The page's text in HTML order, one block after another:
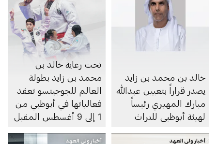
خالد بن محمد بن زايد
يصدر قراراً بتعيين عبدالله
مبارك المهيري رئيساً
لهيئة أبوظبي للتراث
تحت رعاية خالد بن
محمد بن زايد بطولة
العالم للجوجيتسو تعقد
فعالياتها في أبوظبي من
1 إلى 9 أغسطس المقبل
أخبار ولي العهد أخبار ولي العهد